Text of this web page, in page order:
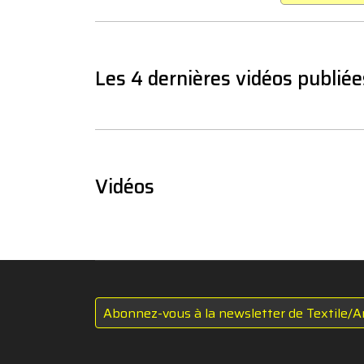
Les 4 dernières vidéos
Vidéos
Abonnez-vous à la newsletter de Textile/